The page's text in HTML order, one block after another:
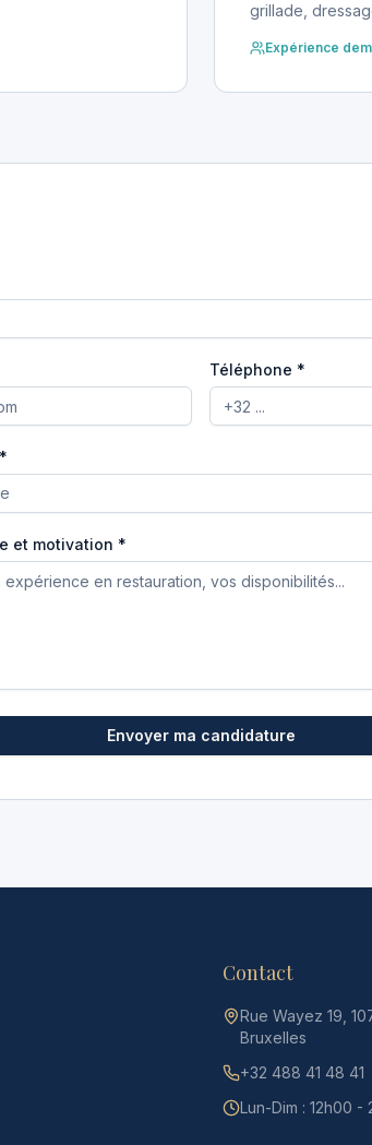
grillade,
Expérience
Téléphone *
et motivation *
Envoyer ma candidature
Contact
Rue Wayez 19,
Bruxelles
+32 488 41 48 41
Lun-Dim : 12h00 -